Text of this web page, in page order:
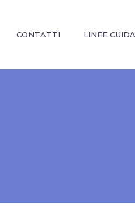
CONTATTI LINEE GUIDA